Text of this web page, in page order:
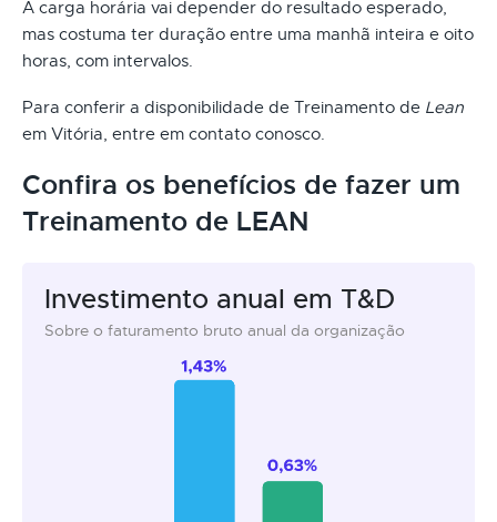
A carga horária vai depender do resultado esperado,
mas costuma ter duração entre uma manhã inteira e oito
horas, com intervalos.
Para conferir a disponibilidade de Treinamento de Lean
em Vitória, entre em contato conosco.
Confira os benefícios de fazer um
Treinamento de LEAN
Investimento anual em T&D
Sobre o faturamento bruto anual da organização